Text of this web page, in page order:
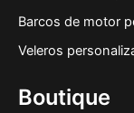
Barcos de motor
Veleros
Boutique